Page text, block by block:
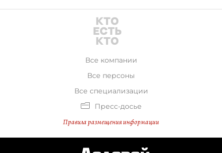
Все компании
Все персоны
Все специализации
Пресс-досье
Правила размещения информации